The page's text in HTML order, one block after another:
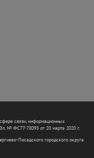
связи, информационных
№ ФС77-78093 от 20 марта 2020 г.
Посадского городского округа